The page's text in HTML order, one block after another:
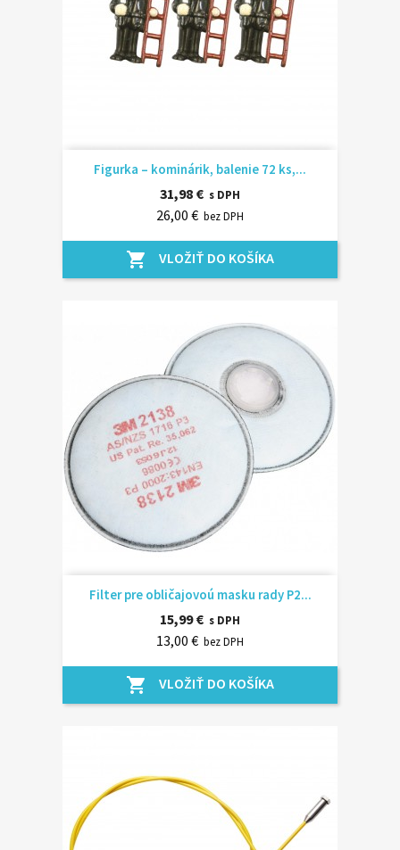
Figurka – kominárik, balenie 72 ks,...
31,98 € s DPH
26,00 € bez DPH
shopping_cart VLOŽIŤ DO KOŠÍKA
Filter pre obličajovoú masku rady P2...
15,99 € s DPH
13,00 € bez DPH
shopping_cart VLOŽIŤ DO KOŠÍKA